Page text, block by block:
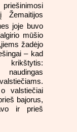
Žemaitijos
joje buvo
mūšio
žadėjo
– kad
naudingas
valstiečiai
bajorus,
ir prieš